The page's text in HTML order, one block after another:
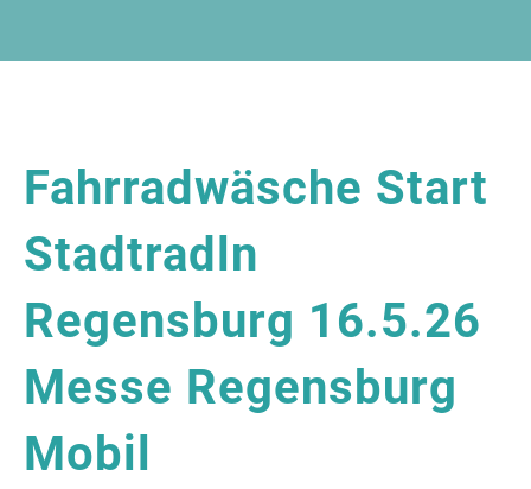
Fahrradwäsche Start
Stadtradln
Regensburg 16.5.26
Messe Regensburg
Mobil